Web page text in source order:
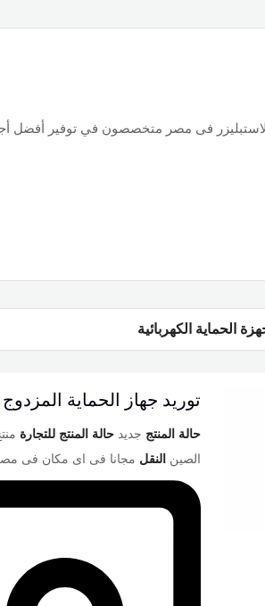
فى مصر متخصصون في توفير أفضل
الحماية الكهربائية
توريد جهاز الحماية
حالة المنتج جديد حالة المنتج للتجارة
الصين النقل مجانا فى اى مكان فى